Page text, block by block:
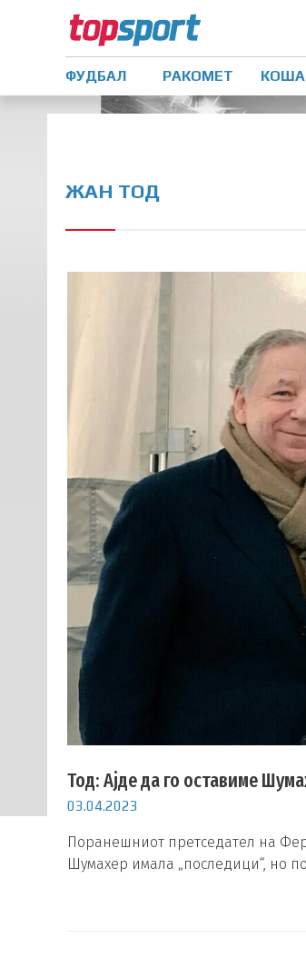
ФУДБАЛ РАКОМЕТ
ЖАН ТОД
Тод: Ајде да го оставиме
03.04.2023
Поранешниот претседател на
Шумахер имала „последици“, но